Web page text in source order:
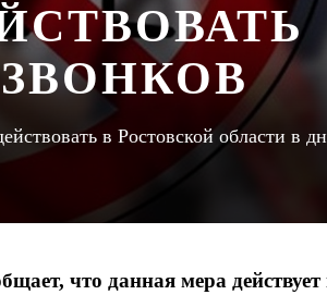
в Ростовской области в
что данная мера действует